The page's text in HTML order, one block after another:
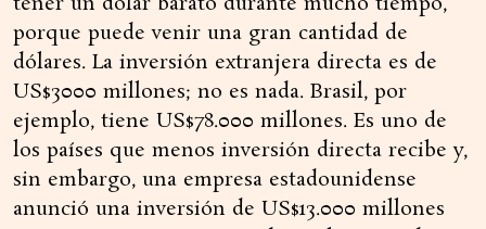
porque puede venir una gran cantidad de
dólares. La inversión extranjera directa es de
US$3000 millones; no es nada. Brasil, por
ejemplo, tiene US$78.000 millones. Es uno de
los países que menos inversión directa recibe y,
sin embargo, una empresa estadounidense
anunció una inversión de US$13.000 millones